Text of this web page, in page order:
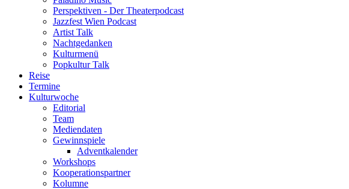
Perspektiven - Der Theaterpodcast
Jazzfest Wien Podcast
Artist Talk
Nachtgedanken
Kulturmenü
Popkultur Talk
Reise
Termine
Kulturwoche
Editorial
Team
Mediendaten
Gewinnspiele
Adventkalender
Workshops
Kooperationspartner
Kolumne